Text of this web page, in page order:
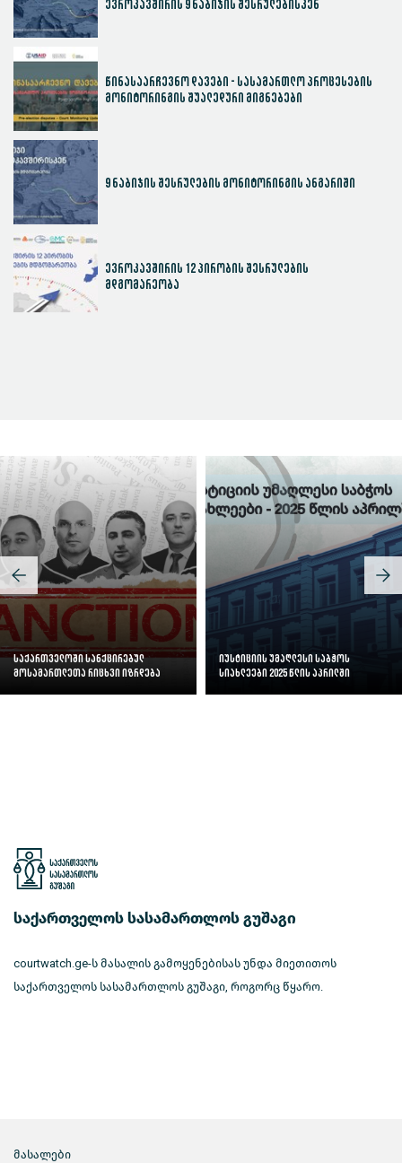
ევროკავშირის 9 ნაბიჯის შესრულებისკენ
წინასაარჩევნო დავები - სასამართლო პროცესების
მონიტორინგის შუალედური მიგნებები
9 ნაბიჯის შესრულების მონიტორინგის ანგარიში
ევროკავშირის 12 პირობის შესრულების
მდგომარეობა
საქართველოში სანქცირებულ
მოსამართლეთა რიცხვი იზრდება
იუსტიციის უმაღლესი საბჭოს
სიახლეები 2025 წლის აპრილში
საქართველოს სასამართლოს გუშაგი
courtwatch.ge-ს მასალის გამოყენებისას უნდა მიეთითოს
საქართველოს სასამართლოს გუშაგი, როგორც წყარო.
მასალები